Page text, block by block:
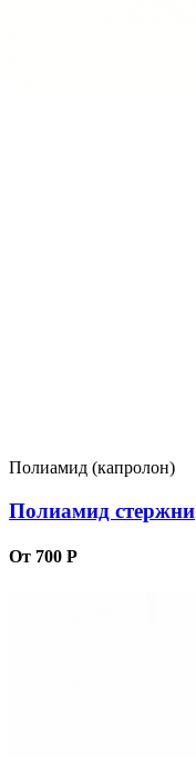
Полиамид (капролон)
Полиамид стержни
От 700 Р